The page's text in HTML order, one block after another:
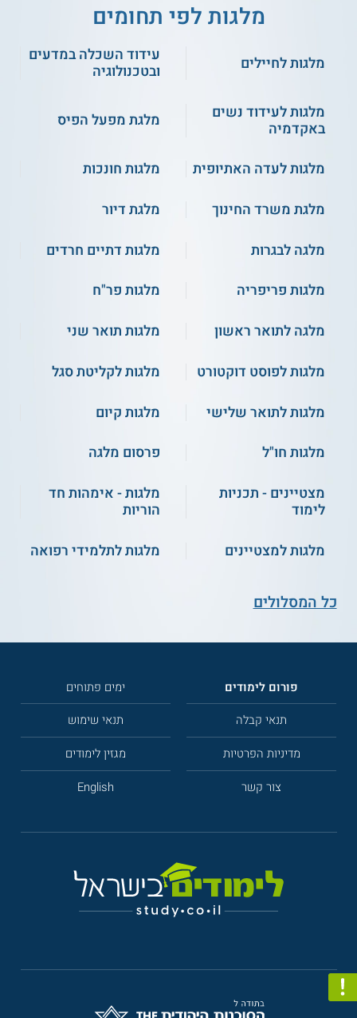
מלגות לפי תחומים
מלגות לחיילים
עידוד השכלה במדעים
ובטכנולוגיה
מלגות לעידוד נשים
באקדמיה
מלגת מפעל הפיס
מלגות לעדה האתיופית
מלגות חונכות
מלגת משרד החינוך
מלגת דיור
מלגה לבגרות
מלגות דתיים חרדים
מלגות פריפריה
מלגות פר"ח
מלגה לתואר ראשון
מלגות תואר שני
מלגות לפוסט דוקטורט
מלגות לקליטת סגל
מלגות לתואר שלישי
מלגות קיום
מלגות חו"ל
פרסום מלגה
מצטיינים - תכניות
לימוד
מלגות - אימהות חד
הוריות
מלגות למצטיינים
מלגות לתלמידי רפואה
כל המסלולים
פורום לימודים
ימים פתוחים
תנאי קבלה
תנאי שימוש
מדיניות הפרטיות
מגזין לימודים
צור קשר
English